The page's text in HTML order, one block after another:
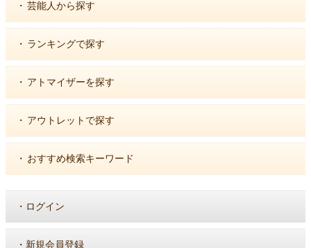
・ 芸能人から探す
・ ランキングで探す
・ アトマイザーを探す
・ アウトレットで探す
・ おすすめ検索キーワード
・ ログイン
・ 新規会員登録